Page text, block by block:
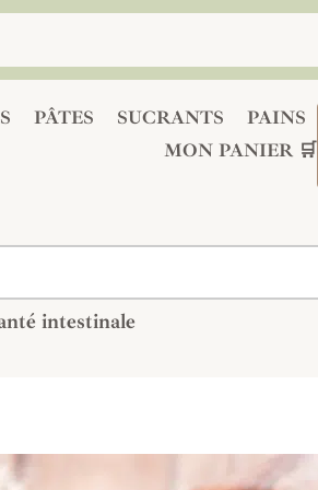
PÂTES SUCRANTS
PAINS
MON PANIER 🛒
intestinale